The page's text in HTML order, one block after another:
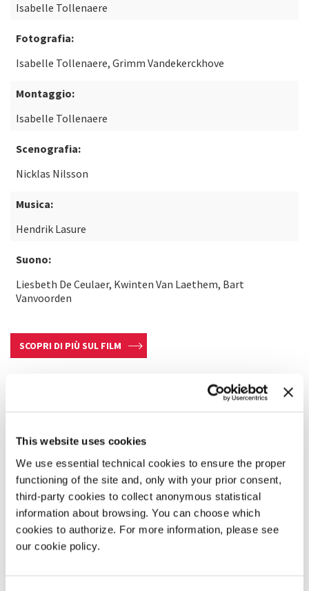
This website uses cookies
We use essential technical cookies to ensure the proper
functioning of the site and, only with your prior consent,
third-party cookies to collect anonymous statistical
information about browsing. You can choose which
cookies to authorize. For more information, please see
our cookie policy.
Isabelle Tollenaere
Fotografia:
Isabelle Tollenaere, Grimm Vandekerckhove
Montaggio:
Isabelle Tollenaere
Scenografia:
Nicklas Nilsson
Musica:
Hendrik Lasure
Suono:
Liesbeth De Ceulaer, Kwinten Van Laethem, Bart
Vanvoorden
SCOPRI DI PIÙ SUL FILM